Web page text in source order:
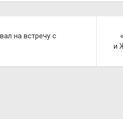
на встречу с
и